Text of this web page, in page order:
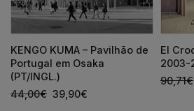
KENGO KUMA – Pavilhão de
Portugal em Osaka
(PT/INGL.)
44,00€ 39,90€
El
2003-
90,71€